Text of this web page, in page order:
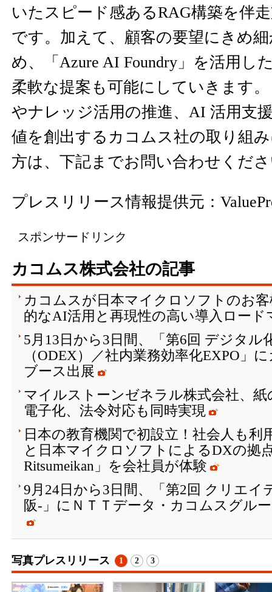
いたスピード感あるRAG構築を伴
です。加えて、顧客の要望にきめ
め、「Azure AI Foundry」を活用し
柔軟な提案も可能にしていきます
やナレッジ活用の推進、AI 活用支
値を創出するカコムス社の取り組
方は、下記までお問い合わせくだ
プレスリリース情報提供元：
スポンサードリンク
カコムス株式会社の記事
カコムスが日本マイクロソフトのお
的なAI活用と再現性の高い導入ロード
5月13日から3日間、「第6回 デジタル
（ODEX）／社内業務効率化EXPO」
ブース出展
マイルストーンゼネラル株式会社、
電子化、法令対応も同時実現
日本の教育機関で初設立！社会人も利
と日本マイクロソフトによるDXの拠
Ritsumeikan」を会社員が体験
9月24日から3日間、「第2回 クリエイ
阪-」にＮＴＴデータ・カコムスグル
写真プレスリリース 1 2 3